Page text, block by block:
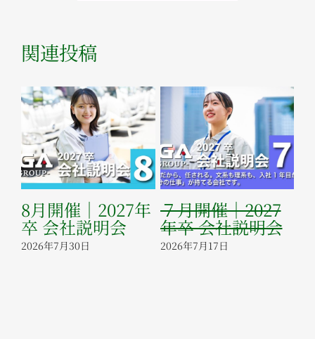
関連投稿
8月開催｜2027年
卒 会社説明会
2026年7月30日
７月開催｜2027
年卒 会社説明会
2026年7月17日